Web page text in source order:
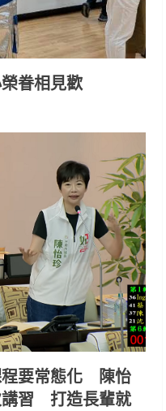
眷相見歡
程要常態化 陳怡
講習 打造長輩就